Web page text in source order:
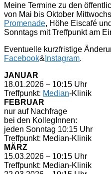
Meine Termine zu den
von Mai bis Oktober
Promenade, Höhe Eiscafé
Sonntags mit Treffpunkt am
Eventuelle kurzfristige
Facebook& Instagram.
JANUAR
18.01.2026 – 10:15 Uhr
Treffpunkt: Median-Klinik
FEBRUAR
nur auf Nachfrage
bei den KollegInnen:
jeden Sonntag 10:15 Uhr
Treffpunkt: Median-Klinik
MÄRZ
15.03.2026 – 10:15 Uhr
Treffpunkt: Median-Klinik